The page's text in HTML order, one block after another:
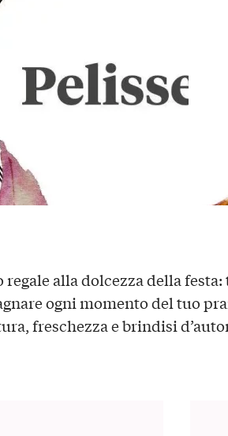
regale alla dolcezza della
ogni momento del tuo
freschezza e brindisi